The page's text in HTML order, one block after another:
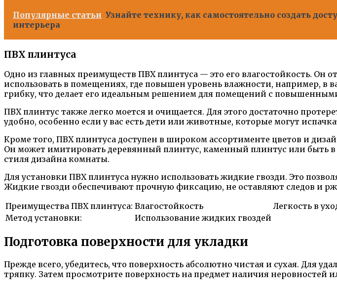
Популярные статьи Узнайте технику, как самостоятельно создать
интерьера
ПВХ плинтуса
Одно из главных преимуществ ПВХ плинтуса — это его влагостойкость. Он
использовать в помещениях, где повышен уровень влажности, например, в
грибку, что делает его идеальным решением для помещений с
ПВХ плинтус также легко моется и очищается. Для этого достаточно
удобно, особенно если у вас есть дети или животные, которые могут
Кроме того, ПВХ плинтуса доступен в широком ассортименте цветов и
Он может имитировать деревянный плинтус, каменный плинтус или быть в
стиля дизайна комнаты.
Для установки ПВХ плинтуса нужно использовать жидкие гвозди. Это
Жидкие гвозди обеспечивают прочную фиксацию, не оставляют следов и
Преимущества ПВХ плинтуса: Влагостойкость Легкость в
Метод установки:
Использование жидких гвоздей
Подготовка поверхности для укладки
Прежде всего, убедитесь, что поверхность абсолютно чистая и сухая. Для
тряпку. Затем просмотрите поверхность на предмет наличия